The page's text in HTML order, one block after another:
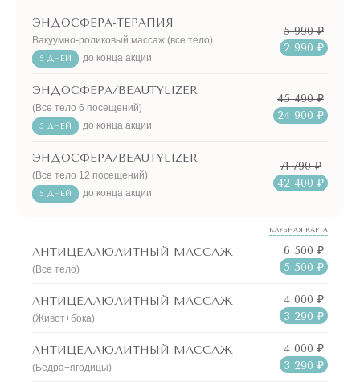
для решения именно вашей проблемы поможет
определить ваш врач-косметолог.
ЭНДОСФЕРА-ТЕРАПИЯ
Вакуумно-роликовый массаж (все тело)
5 ДНЕЙ до конца акции
5 990 ₽
2 990 ₽
ЭНДОСФЕРА/BEAUTYLIZER
(Все тело 6 посещений)
5 ДНЕЙ до конца акции
45 490 ₽
24 900 ₽
ЭНДОСФЕРА/BEAUTYLIZER
(Все тело 12 посещений)
5 ДНЕЙ до конца акции
71 790 ₽
42 400 ₽
КЛУБНАЯ КАРТА
АНТИЦЕЛЛЮЛИТНЫЙ МАССАЖ
(Все тело)
6 500 ₽
5 500 ₽
АНТИЦЕЛЛЮЛИТНЫЙ МАССАЖ
(Живот+бока)
4 000 ₽
3 290 ₽
АНТИЦЕЛЛЮЛИТНЫЙ МАССАЖ
(Бедра+ягодицы)
4 000 ₽
3 290 ₽